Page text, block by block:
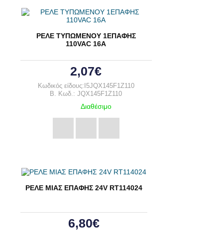
ΡΕΛΕ ΤΥΠΩΜΕΝΟΥ 1ΕΠΑΦΗΣ
110VAC 16A
2,07€
Κωδικός είδους:I5JQX145F1Z110
B. Κωδ.: JQX145F1Z110
Διαθέσιμο
ΡΕΛΕ ΜΙΑΣ ΕΠΑΦΗΣ 24V RT114024
6,80€